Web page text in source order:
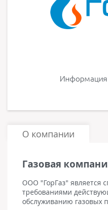
Информация
О компании
Газовая
ООО "ГорГаз" является
требованиями
обслуживанию газовых